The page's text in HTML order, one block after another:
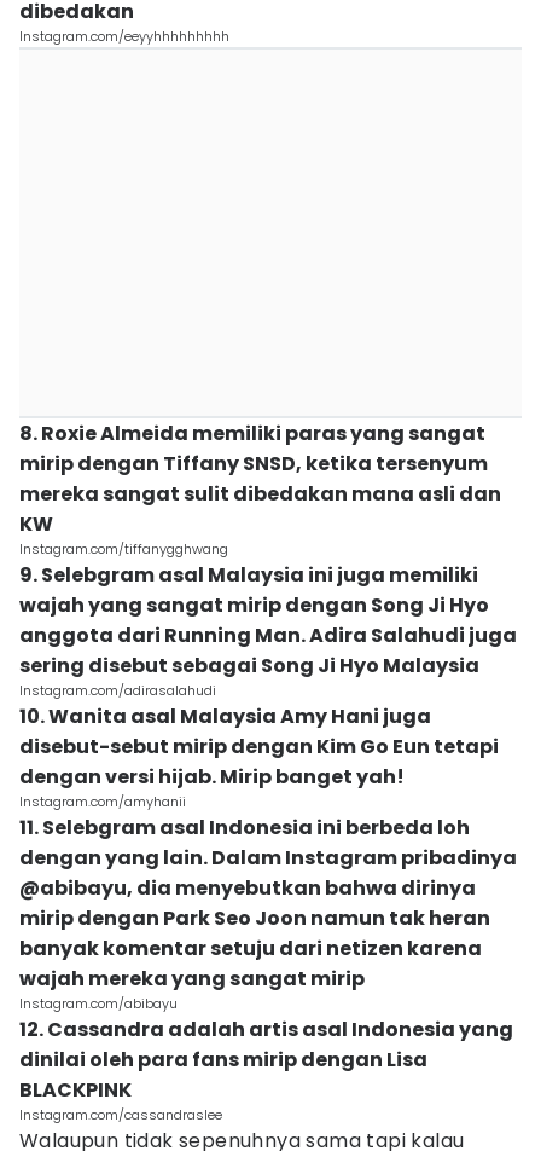
dibedakan
Instagram.com/eeyyhhhhhhhhh
8. Roxie Almeida memiliki paras yang sangat
mirip dengan Tiffany SNSD, ketika tersenyum
mereka sangat sulit dibedakan mana asli dan
KW
Instagram.com/tiffanygghwang
9. Selebgram asal Malaysia ini juga memiliki
wajah yang sangat mirip dengan Song Ji Hyo
anggota dari Running Man. Adira Salahudi juga
sering disebut sebagai Song Ji Hyo Malaysia
Instagram.com/adirasalahudi
10. Wanita asal Malaysia Amy Hani juga
disebut-sebut mirip dengan Kim Go Eun tetapi
dengan versi hijab. Mirip banget yah!
Instagram.com/amyhanii
11. Selebgram asal Indonesia ini berbeda loh
dengan yang lain. Dalam Instagram pribadinya
@abibayu, dia menyebutkan bahwa dirinya
mirip dengan Park Seo Joon namun tak heran
banyak komentar setuju dari netizen karena
wajah mereka yang sangat mirip
Instagram.com/abibayu
12. Cassandra adalah artis asal Indonesia yang
dinilai oleh para fans mirip dengan Lisa
BLACKPINK
Instagram.com/cassandraslee
Walaupun tidak sepenuhnya sama tapi kalau